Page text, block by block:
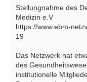
Stellungnahme des
Medizin e.V
https://www.ebm-
19
Das Netzwerk hat
des
institutionelle